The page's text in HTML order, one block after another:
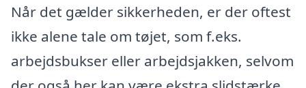
Når det gælder sikkerheden, er der oftest
ikke alene tale om tøjet, som f.eks.
arbejdsbukser eller arbejdsjakken, selvom